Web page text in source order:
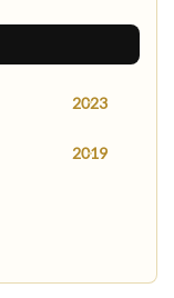
2023
2019